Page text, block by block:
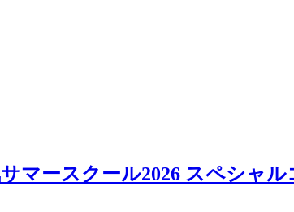
マースクール2026 スペシャ